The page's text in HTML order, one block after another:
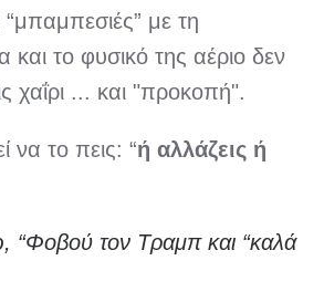
“μπαμπεσιές” με τη
το φυσικό της αέριο δεν
χαΐρι ... και "προκοπή".
να το πεις: “ή αλλάζεις ή
“Φοβού τον Τραμπ και “καλά